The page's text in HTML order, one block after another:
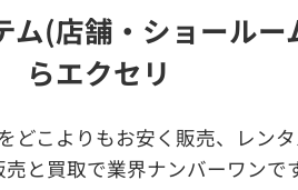
ム(店舗・ショール
らエクセリ
どこよりもお安く販売、レン
と買取で業界ナンバーワンで